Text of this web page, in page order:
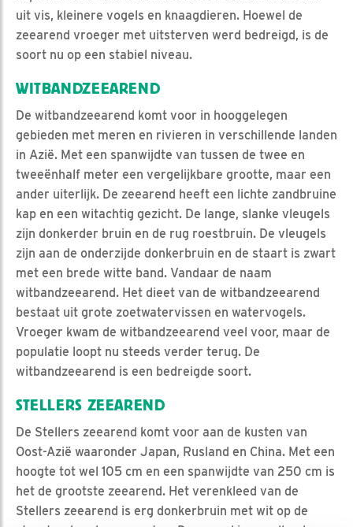
uit vis, kleinere vogels en knaagdieren. Hoewel de
zeearend vroeger met uitsterven werd bedreigd, is de
soort nu op een stabiel niveau.
WITBANDZEEAREND
De witbandzeearend komt voor in hooggelegen
gebieden met meren en rivieren in verschillende landen
in Azië. Met een spanwijdte van tussen de twee en
tweeënhalf meter een vergelijkbare grootte, maar een
ander uiterlijk. De zeearend heeft een lichte zandbruine
kap en een witachtig gezicht. De lange, slanke vleugels
zijn donkerder bruin en de rug roestbruin. De vleugels
zijn aan de onderzijde donkerbruin en de staart is zwart
met een brede witte band. Vandaar de naam
witbandzeearend. Het dieet van de witbandzeearend
bestaat uit grote zoetwatervissen en watervogels.
Vroeger kwam de witbandzeearend veel voor, maar de
populatie loopt nu steeds verder terug. De
witbandzeearend is een bedreigde soort.
STELLERS ZEEAREND
De Stellers zeearend komt voor aan de kusten van
Oost-Azië waaronder Japan, Rusland en China. Met een
hoogte tot wel 105 cm en een spanwijdte van 250 cm is
het de grootste zeearend. Het verenkleed van de
Stellers zeearend is erg donkerbruin met wit op de